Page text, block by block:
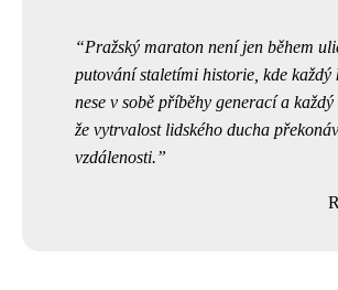
Pražský maraton není jen během
putování staletími historie, kde každý
nese v sobě příběhy generací a
že vytrvalost lidského ducha
vzdálenosti.